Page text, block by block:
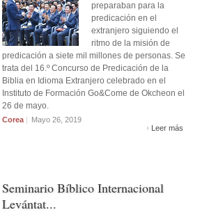
preparaban para la
predicación en el
extranjero siguiendo el
ritmo de la misión de
predicación a siete mil millones de personas. Se
trata del 16.º Concurso de Predicación de la
Biblia en Idioma Extranjero celebrado en el
Instituto de Formación Go&Come de Okcheon el
26 de mayo.
Corea | Mayo 26, 2019
Leer más
Seminario Bíblico Internacional
Levántat...